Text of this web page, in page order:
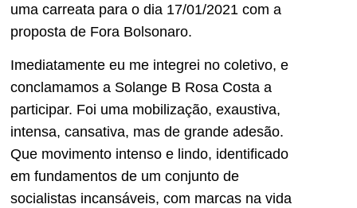
uma carreata para o dia 17/01/2021 com a
proposta de Fora Bolsonaro.
Imediatamente eu me integrei no coletivo, e
conclamamos a Solange B Rosa Costa a
participar. Foi uma mobilização, exaustiva,
intensa, cansativa, mas de grande adesão.
Que movimento intenso e lindo, identificado
em fundamentos de um conjunto de
socialistas incansáveis, com marcas na vida